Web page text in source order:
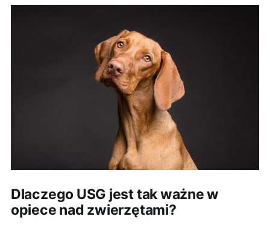
Dlaczego USG jest tak ważne w
opiece nad zwierzętami?